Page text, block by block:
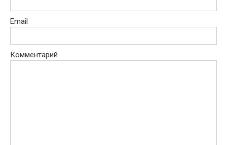
Email
Комментарий